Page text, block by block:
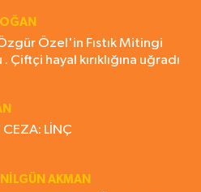
Özel'in Fıstık Mitingi
Çiftçi hayal kırıklığına uğradı
LİNÇ
AKMAN